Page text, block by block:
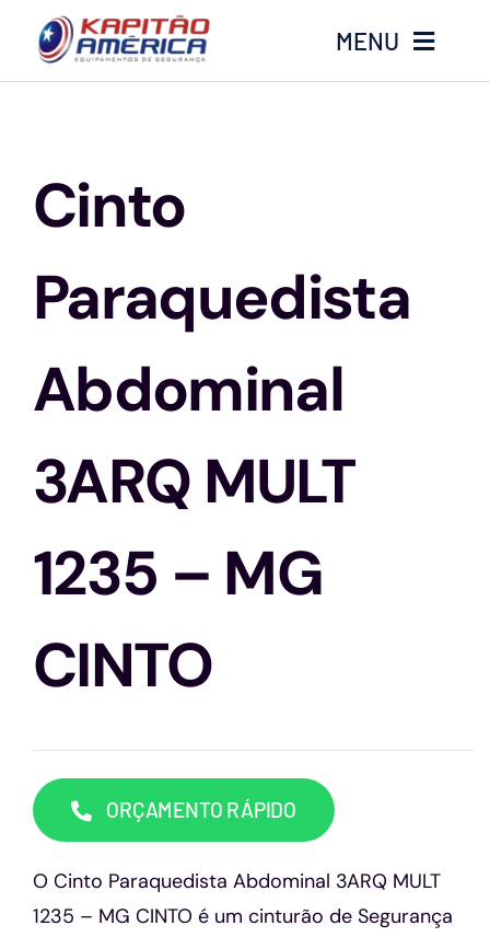
o
MENU
Produtos
Luvas
Altura
Óculos
Contato
Cinto
Paraquedista
Abdominal
3ARQ MULT
1235 – MG
CINTO
ORÇAMENTO RÁPIDO
O Cinto Paraquedista Abdominal 3ARQ MULT
1235 – MG CINTO é um cinturão de Segurança